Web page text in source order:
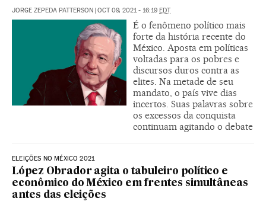
JORGE ZEPEDA PATTERSON OCT 09, 2021 - 16:19 EDT
É o fenômeno político mais
forte da história recente do
México. Aposta em políticas
voltadas para os pobres e
discursos duros contra as
elites. Na metade de seu
mandato, o país vive dias
incertos. Suas palavras sobre
os excessos da conquista
continuam agitando o debate
ELEIÇÕES NO MÉXICO 2021
López Obrador agita o tabuleiro político e
econômico do México em frentes simultâneas
antes das eleições